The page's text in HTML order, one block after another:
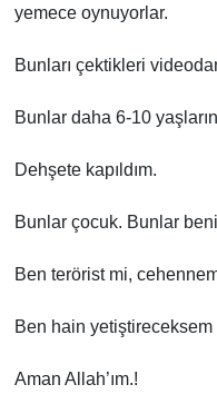
yemece oynuyorlar.
Bunları çektikleri
Bunlar daha 6-10
Dehşete kapıldım.
Bunlar çocuk. Bunlar
Ben terörist mi,
Ben hain yetiştireceksem
Aman Allah’ım.!